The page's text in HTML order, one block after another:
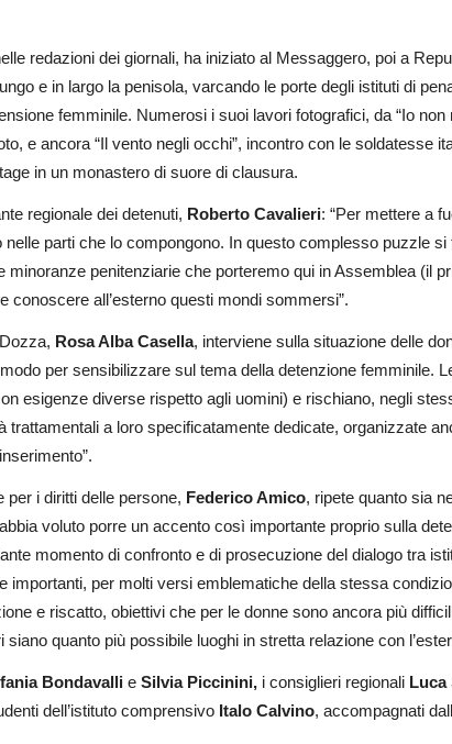
redazioni dei giornali, ha iniziato al Messaggero, poi a
e in largo la penisola, varcando le porte degli istituti di
femminile. Numerosi i suoi lavori fotografici, da “Io non
e ancora “Il vento negli occhi”, incontro con le soldatesse
in un monastero di suore di clausura.
regionale dei detenuti, Roberto Cavalieri: “Per mettere a
parti che lo compongono. In questo complesso puzzle
penitenziarie che porteremo qui in Assemblea (il
all’esterno questi mondi sommersi”.
Rosa Alba Casella, interviene sulla situazione delle
per sensibilizzare sul tema della detenzione femminile.
esigenze diverse rispetto agli uomini) e rischiano, negli
a loro specificatamente dedicate, organizzate
i diritti delle persone, Federico Amico, ripete quanto sia
voluto porre un accento così importante proprio sulla
momento di confronto e di prosecuzione del dialogo tra
importanti, per molti versi emblematiche della stessa
e riscatto, obiettivi che per le donne sono ancora più
quanto più possibile luoghi in stretta relazione con
Bondavalli e Silvia Piccinini, i consiglieri regionali Luca
dell’istituto comprensivo Italo Calvino, accompagnati